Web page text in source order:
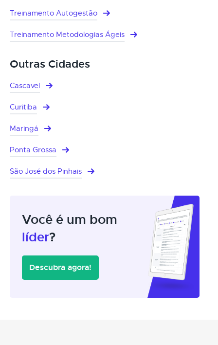
Treinamento Autogestão
Treinamento Metodologias Ágeis
Outras Cidades
Cascavel
Curitiba
Maringá
Ponta Grossa
São José dos Pinhais
Você é um bom
líder?
Descubra agora!